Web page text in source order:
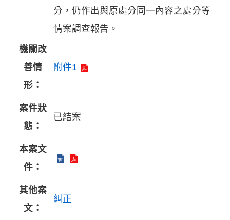
分，仍作出與原處分同一內容之處分等
情案調查報告。
機關改
善情
形：
附件1
案件狀
態：
已結案
本案文
件：
其他案
文：
糾正